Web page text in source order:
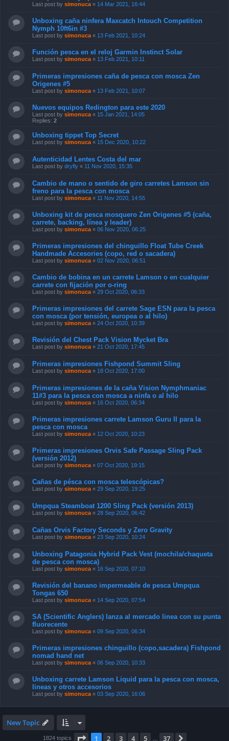
Last post by simonuca « 14 Mar 2021, 16:44
Unboxing caña ninfera Maxcatch Intouch Competition
Nymph 10ft6in #3
Last post by simonuca « 13 Feb 2021, 10:24
Función pesca en el reloj Garmin Instinct Solar
Last post by simonuca « 13 Feb 2021, 10:11
Primeras impresiones caña de pesca con mosca Zen
Origenes #5
Last post by simonuca « 13 Feb 2021, 10:07
Nuevos equipos Redington para este 2020
Last post by simonuca « 15 Jan 2021, 14:05
Replies: 2
Unboxing tippet Top Secret
Last post by simonuca « 15 Dec 2020, 10:22
Autenticidad Lentes Costa del mar
Last post by dryfly « 11 Nov 2020, 15:35
Cambio de mano o sentido de giro carretes Lamson sin
freno para la pesca con mosca
Last post by simonuca « 11 Nov 2020, 14:55
Unboxing kit de pesca mosquero Zen Origenes #5 (caña,
carrete, backing, línea y leader)
Last post by simonuca « 06 Nov 2020, 06:25
Primeras impresiones del chinguillo Float Tube Creek
Handmade Accesories (copo, red o sacadera)
Last post by simonuca « 02 Nov 2020, 06:51
Cambio de bobina en un carrete Lamson o en cualquier
carrete con fijación por o-ring
Last post by simonuca « 29 Oct 2020, 06:33
Primeras impresiones del carrete Sage ESN para la pesca
con mosca (por tensión, europea o al hilo)
Last post by simonuca « 24 Oct 2020, 10:39
Revisión del Chest Pack Vision Mycket Bra
Last post by simonuca « 21 Oct 2020, 17:45
Primeras impresiones Fishpond Summit Sling
Last post by simonuca « 18 Oct 2020, 17:00
Primeras impresiones de la caña Vision Nymphmaniac
11#3 para la pesca con mosca a ninfa o al hilo
Last post by simonuca « 16 Oct 2020, 06:34
Primeras impresiones carrete Lamson Guru II para la
pesca con mosca
Last post by simonuca « 12 Oct 2020, 10:23
Primeras impresiones Orvis Safe Passage Sling Pack
(versión 2012)
Last post by simonuca « 07 Oct 2020, 19:15
Cañas de pésca con mosca telescópicas?
Last post by simonuca « 29 Sep 2020, 19:25
Umpqua Steamboat 1200 Sling Pack (versión 2013)
Last post by simonuca « 28 Sep 2020, 06:42
Cañas Orvis Factory Seconds y Zero Gravity
Last post by simonuca « 23 Sep 2020, 10:24
Unboxing Patagonia Hybrid Pack Vest (mochila/chaqueta
de pesca con mosca)
Last post by simonuca « 16 Sep 2020, 07:10
Revisión del banano impermeable de pesca Umpqua
Tongas 650
Last post by simonuca « 14 Sep 2020, 07:54
SA (Scientific Anglers) lanza al mercado linea con su punta
fluorecente
Last post by simonuca « 09 Sep 2020, 06:34
Primeras impresiones chinguillo (copo,sacadera) Fishpond
nomad hand net
Last post by simonuca « 06 Sep 2020, 10:33
Unboxing carrete Lamson Liquid para la pesca con mosca,
lineas y otros accesorios
Last post by simonuca « 03 Sep 2020, 16:06
New Topic
1824 topics Page 1of 37
1 2 3 4 5 37